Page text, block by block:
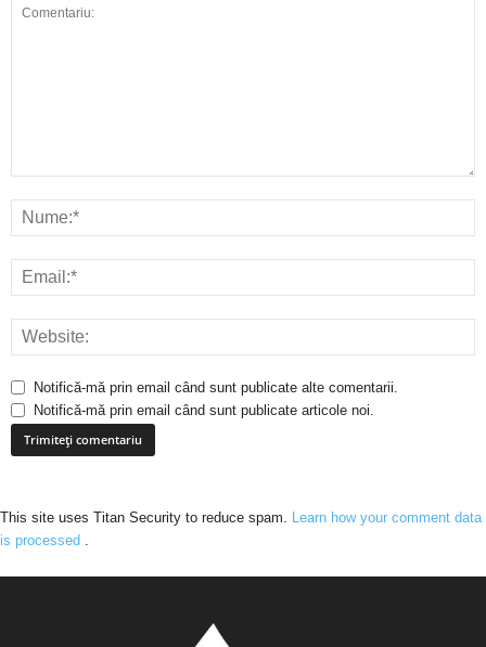
Notifică-mă prin email când sunt publicate alte comentarii.
Notifică-mă prin email când sunt publicate articole noi.
This site uses Titan Security to reduce spam. Learn how your comment data
is processed